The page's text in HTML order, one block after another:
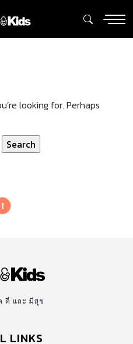
looking for. Perhaps
1
ดี และ มีสุข
LINKS